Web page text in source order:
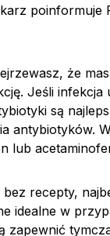
poinformuje
że
Jeśli infekcja
są
antybiotyków.
lub
recepty,
idealne w